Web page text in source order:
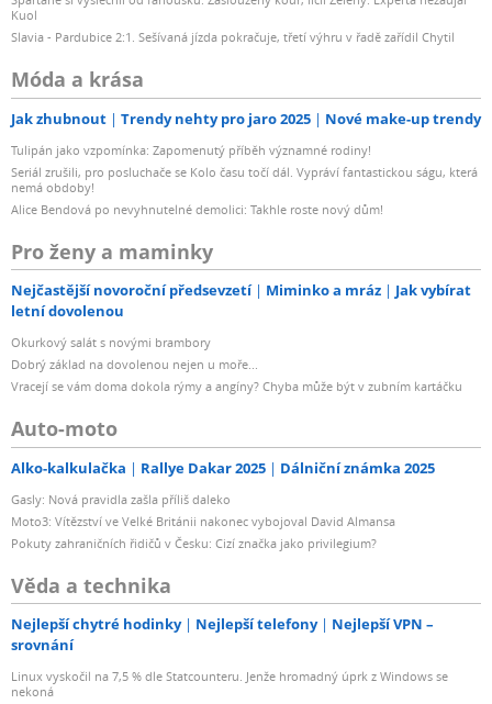
Kuol
Slavia - Pardubice 2:1. Sešívaná jízda pokračuje, třetí výhru v řadě zařídil Chytil
Móda a krása
Jak zhubnout Trendy nehty pro jaro 2025 Nové make-up trendy
Tulipán jako vzpomínka: Zapomenutý příběh významné rodiny!
Seriál zrušili, pro posluchače se Kolo času točí dál. Vypráví fantastickou ságu, která
nemá obdoby!
Alice Bendová po nevyhnutelné demolici: Takhle roste nový dům!
Pro ženy a maminky
Nejčastější novoroční předsevzetí Miminko a mráz
Jak vybírat
letní dovolenou
Okurkový salát s novými brambory
Dobrý základ na dovolenou nejen u moře...
Vracejí se vám doma dokola rýmy a angíny? Chyba může být v zubním kartáčku
Auto-moto
Alko-kalkulačka Rallye Dakar 2025 Dálniční známka 2025
Gasly: Nová pravidla zašla příliš daleko
Moto3: Vítězství ve Velké Británii nakonec vybojoval David Almansa
Pokuty zahraničních řidičů v Česku: Cizí značka jako privilegium?
Věda a technika
Nejlepší chytré hodinky Nejlepší telefony
Nejlepší VPN –
srovnání
Linux vyskočil na 7,5 % dle Statcounteru. Jenže hromadný úprk z Windows se
nekoná